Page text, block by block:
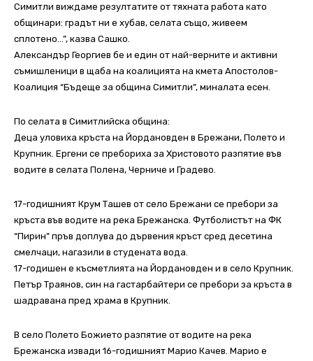
Симитли виждаме резултатите от тяхната работа като
общинари: градът ни е хубав, селата също, живеем
сплотено…”, казва Сашко.
Александър Георгиев бе и един от най-верните и активни
съмишленици в щаба на коалицията на кмета Апостолов-
Коалиция “Бъдеще за община Симитли”, миналата есен.
По селата в Симитлийска община:
Деца уловиха кръста на Йордановден в Брежани, Полето и
Крупник. Ергени се пребориха за Христовото разпятие във
водите в селата Полена, Черниче и Градево.
17-годишният Крум Ташев от село Брежани се пребори за
кръста във водите на река Брежанска. Футболистът на ФК
“Пирин” пръв доплува до дървения кръст сред десетина
смелчаци, нагазили в студената вода.
17-годишен е късметлията на Йордановден и в село Крупник.
Петър Траянов, син на гастарбайтери се пребори за кръста в
шадравана пред храма в Крупник.
В село Полето Божието разпятие от водите на река
Брежанска извади 16-годишният Марио Качев. Марио е